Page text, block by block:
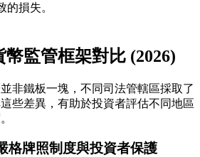
的損失。
監管框架對比 (2026)
非鐵板一塊，不同司法管轄區採取了
些差異，有助於投資者評估不同地區
格牌照制度與投資者保護